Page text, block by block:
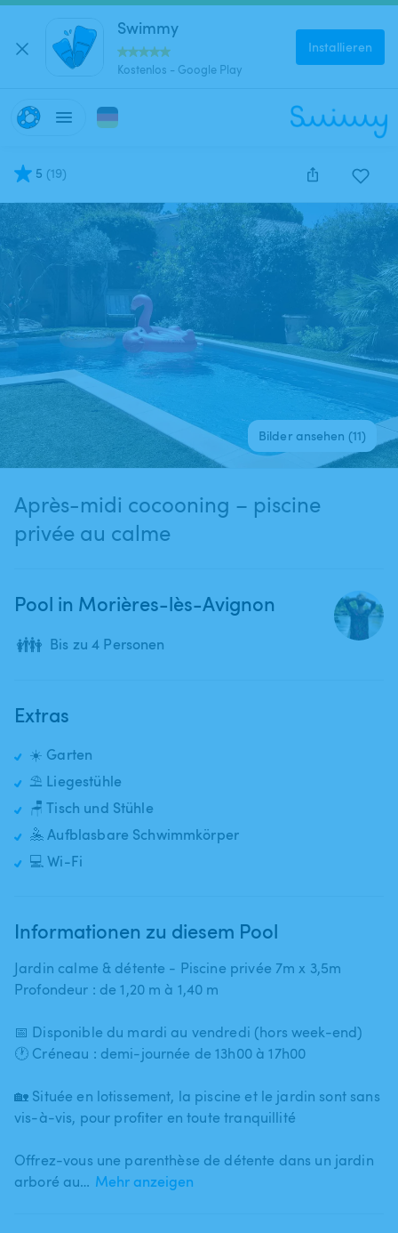
Swimmy
Kostenlos - Google Play
Installieren
5 (19)
Bilder ansehen (11)
Après-midi cocooning – piscine
privée au calme
Pool in Morières-lès-Avignon
👪 Bis zu 4 Personen
Extras
☀️ Garten
⛱️ Liegestühle
🪑 Tisch und Stühle
🤽 Aufblasbare Schwimmkörper
💻 Wi-Fi
Informationen zu diesem Pool
Jardin calme & détente - Piscine privée 7m x 3​,​5m
Profondeur : de 1​,​20 m à 1​,​40 m
📅 Disponible du mardi au vendredi (hors week-end)
🕐 Créneau : demi-journée de 13h00 à 17h00
🏡 Située en lotissement​,​ la piscine et le jardin sont sans
vis-à-vis​,​ pour profiter en toute tranquillité
Offrez-vous une parenthèse de détente dans un jardin
arboré au… Mehr anzeigen